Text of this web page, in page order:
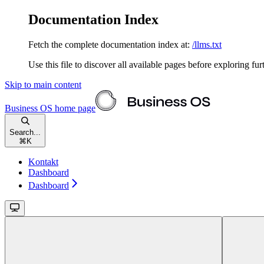
Documentation Index
Fetch the complete documentation index at: /llms.txt
Use this file to discover all available pages before exploring
Skip to main content
Business OS home page
Search...
⌘ K
Kontakt
Dashboard
Dashboard